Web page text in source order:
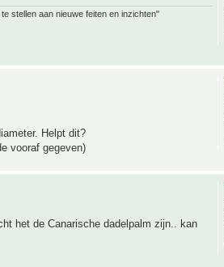
stellen aan nieuwe feiten en inzichten"
Helpt dit?
vooraf gegeven)
het de Canarische dadelpalm zijn.. kan